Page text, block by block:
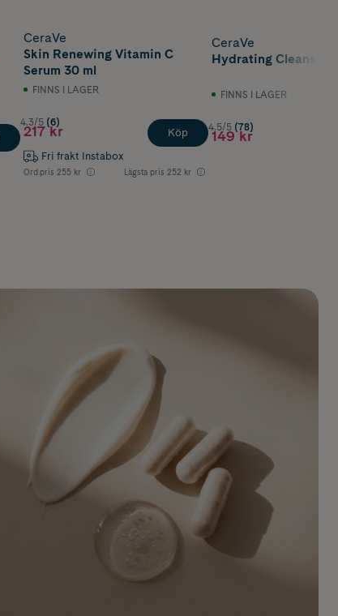
CeraVe
Skin Renewing Vitamin C
Serum 30 ml
FINNS I LAGER
4.3/5 (6)
217 kr
Fri frakt Instabox
Ord.pris 255 kr Lägsta pris 252 kr
Köp
CeraVe
Hydrating Cleanser
FINNS I LAGER
4.5/5 (78)
149 kr